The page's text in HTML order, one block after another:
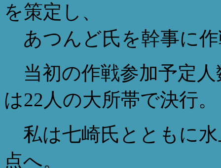
を策定し、
あつんど氏を幹事に
当初の作戦参加予定人
は22人の大所帯で決行。
私は七崎氏とともに水
点へ。